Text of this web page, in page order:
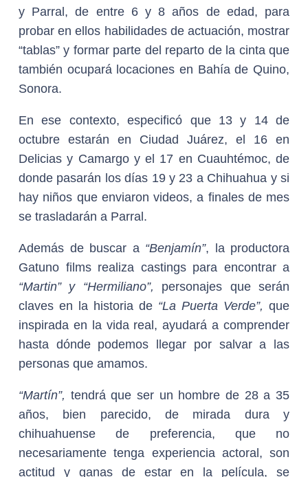
y Parral, de entre 6 y 8 años de edad, para
probar en ellos habilidades de actuación, mostrar
“tablas” y formar parte del reparto de la cinta que
también ocupará locaciones en Bahía de Quino,
Sonora.
En ese contexto, especificó que 13 y 14 de
octubre estarán en Ciudad Juárez, el 16 en
Delicias y Camargo y el 17 en Cuauhtémoc, de
donde pasarán los días 19 y 23 a Chihuahua y si
hay niños que enviaron videos, a finales de mes
se trasladarán a Parral.
Además de buscar a “Benjamín”, la productora
Gatuno films realiza castings para encontrar a
“Martin” y “Hermiliano”, personajes que serán
claves en la historia de “La Puerta Verde”, que
inspirada en la vida real, ayudará a comprender
hasta dónde podemos llegar por salvar a las
personas que amamos.
“Martín”, tendrá que ser un hombre de 28 a 35
años, bien parecido, de mirada dura y
chihuahuense de preferencia, que no
necesariamente tenga experiencia actoral, son
actitud y ganas de estar en la película, se